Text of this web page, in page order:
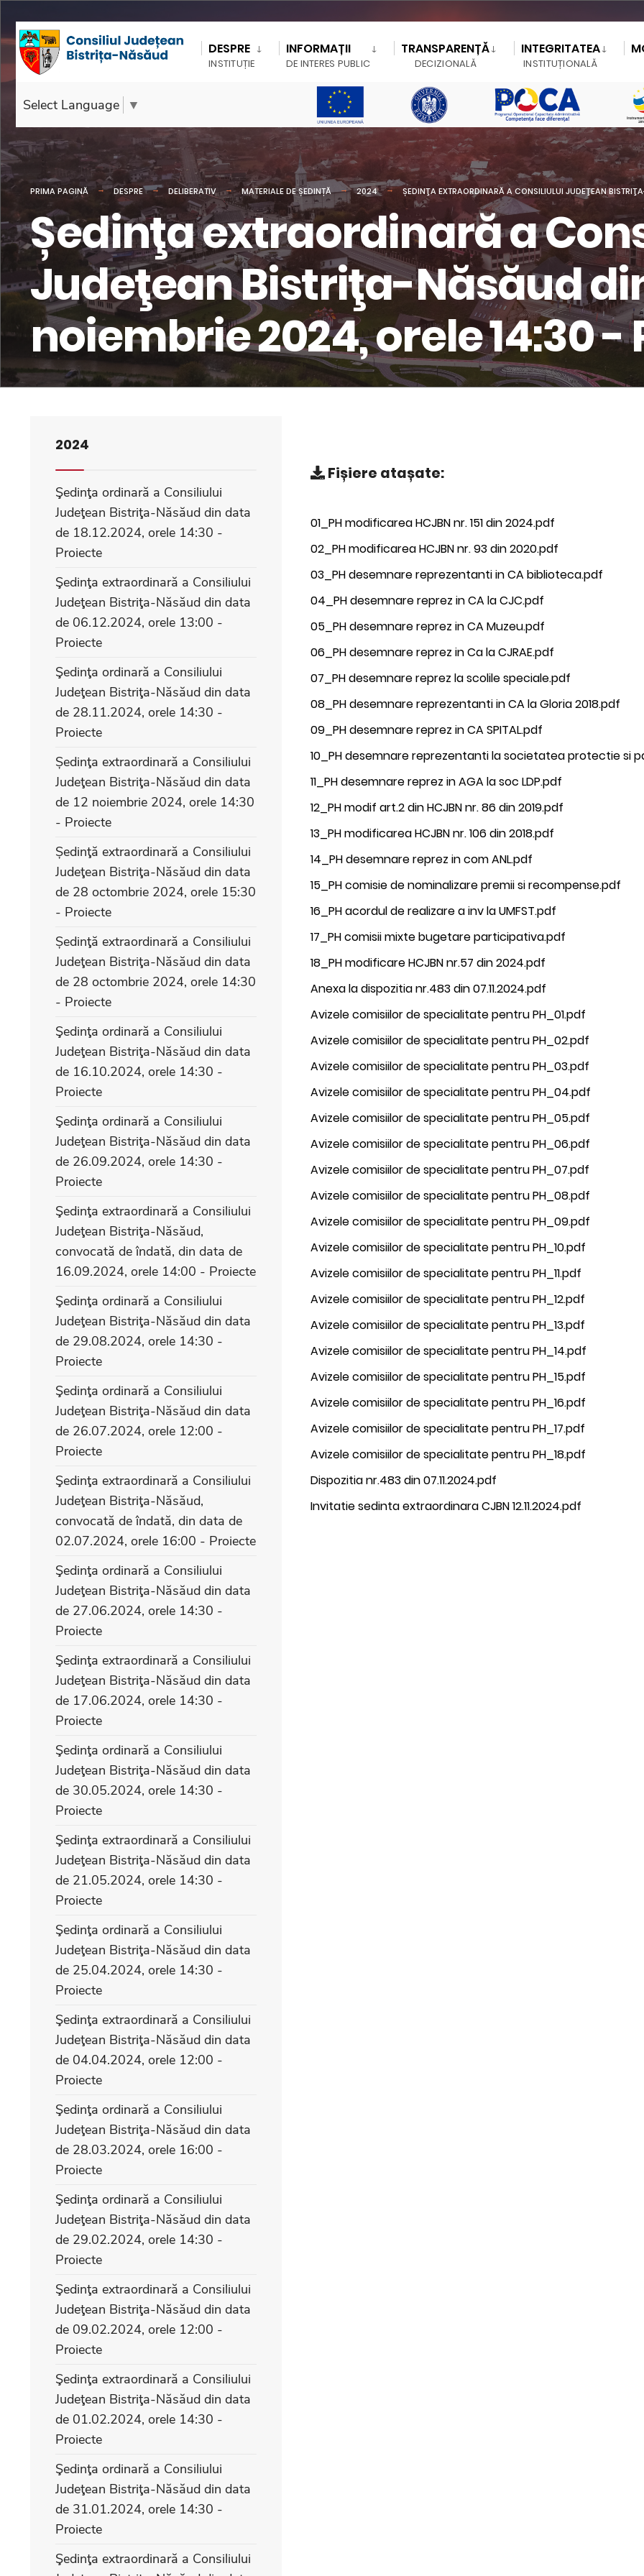
DESPRE
INSTITUȚIE
INFORMAȚII
DE INTERES PUBLIC
TRANSPARENȚĂ
DECIZIONALĂ
INTEGRITATEA
INSTITUȚIONALĂ
Select Language ▼
PRIMA PAGINĂ DESPRE DELIBERATIV MATERIALE DE ȘEDINȚĂ 2024 ȘEDINŢA EXTRAORDINARĂ A CONSILIULUI JUDEŢEAN
Ședinţa extraordinară a
Judeţean Bistriţa-Năsăud
noiembrie 2024, orele 14:30 -
Fișiere atașate:
01_PH modificarea HCJBN nr. 151 din 2024.pdf
02_PH modificarea HCJBN nr. 93 din 2020.pdf
03_PH desemnare reprezentanti in CA biblioteca.pdf
04_PH desemnare reprez in CA la CJC.pdf
05_PH desemnare reprez in CA Muzeu.pdf
06_PH desemnare reprez in Ca la CJRAE.pdf
07_PH desemnare reprez la scolile speciale.pdf
08_PH desemnare reprezentanti in CA la Gloria 2018.pdf
09_PH desemnare reprez in CA SPITAL.pdf
10_PH desemnare reprezentanti la societatea protectie si
11_PH desemnare reprez in AGA la soc LDP.pdf
12_PH modif art.2 din HCJBN nr. 86 din 2019.pdf
13_PH modificarea HCJBN nr. 106 din 2018.pdf
14_PH desemnare reprez in com ANL.pdf
15_PH comisie de nominalizare premii si recompense.pdf
16_PH acordul de realizare a inv la UMFST.pdf
17_PH comisii mixte bugetare participativa.pdf
18_PH modificare HCJBN nr.57 din 2024.pdf
Anexa la dispozitia nr.483 din 07.11.2024.pdf
Avizele comisiilor de specialitate pentru PH_01.pdf
Avizele comisiilor de specialitate pentru PH_02.pdf
Avizele comisiilor de specialitate pentru PH_03.pdf
Avizele comisiilor de specialitate pentru PH_04.pdf
Avizele comisiilor de specialitate pentru PH_05.pdf
Avizele comisiilor de specialitate pentru PH_06.pdf
Avizele comisiilor de specialitate pentru PH_07.pdf
Avizele comisiilor de specialitate pentru PH_08.pdf
Avizele comisiilor de specialitate pentru PH_09.pdf
Avizele comisiilor de specialitate pentru PH_10.pdf
Avizele comisiilor de specialitate pentru PH_11.pdf
Avizele comisiilor de specialitate pentru PH_12.pdf
Avizele comisiilor de specialitate pentru PH_13.pdf
Avizele comisiilor de specialitate pentru PH_14.pdf
Avizele comisiilor de specialitate pentru PH_15.pdf
Avizele comisiilor de specialitate pentru PH_16.pdf
Avizele comisiilor de specialitate pentru PH_17.pdf
Avizele comisiilor de specialitate pentru PH_18.pdf
Dispozitia nr.483 din 07.11.2024.pdf
Invitatie sedinta extraordinara CJBN 12.11.2024.pdf
2024
Şedinţa ordinară a Consiliului
Judeţean Bistriţa-Năsăud din data
de 18.12.2024, orele 14:30 -
Proiecte
Şedinţa extraordinară a Consiliului
Judeţean Bistriţa-Năsăud din data
de 06.12.2024, orele 13:00 -
Proiecte
Şedinţa ordinară a Consiliului
Judeţean Bistriţa-Năsăud din data
de 28.11.2024, orele 14:30 -
Proiecte
Ședinţa extraordinară a Consiliului
Judeţean Bistriţa-Năsăud din data
de 12 noiembrie 2024, orele 14:30
- Proiecte
Ședinţă extraordinară a Consiliului
Judeţean Bistriţa-Năsăud din data
de 28 octombrie 2024, orele 15:30
- Proiecte
Ședinţă extraordinară a Consiliului
Judeţean Bistriţa-Năsăud din data
de 28 octombrie 2024, orele 14:30
- Proiecte
Şedinţa ordinară a Consiliului
Judeţean Bistriţa-Năsăud din data
de 16.10.2024, orele 14:30 -
Proiecte
Şedinţa ordinară a Consiliului
Judeţean Bistriţa-Năsăud din data
de 26.09.2024, orele 14:30 -
Proiecte
Şedinţa extraordinară a Consiliului
Judeţean Bistriţa-Năsăud,
convocată de îndată, din data de
16.09.2024, orele 14:00 - Proiecte
Şedinţa ordinară a Consiliului
Judeţean Bistriţa-Năsăud din data
de 29.08.2024, orele 14:30 -
Proiecte
Şedinţa ordinară a Consiliului
Judeţean Bistriţa-Năsăud din data
de 26.07.2024, orele 12:00 -
Proiecte
Şedinţa extraordinară a Consiliului
Judeţean Bistriţa-Năsăud,
convocată de îndată, din data de
02.07.2024, orele 16:00 - Proiecte
Şedinţa ordinară a Consiliului
Judeţean Bistriţa-Năsăud din data
de 27.06.2024, orele 14:30 -
Proiecte
Şedinţa extraordinară a Consiliului
Judeţean Bistriţa-Năsăud din data
de 17.06.2024, orele 14:30 -
Proiecte
Şedinţa ordinară a Consiliului
Judeţean Bistriţa-Năsăud din data
de 30.05.2024, orele 14:30 -
Proiecte
Şedinţa extraordinară a Consiliului
Judeţean Bistriţa-Năsăud din data
de 21.05.2024, orele 14:30 -
Proiecte
Şedinţa ordinară a Consiliului
Judeţean Bistriţa-Năsăud din data
de 25.04.2024, orele 14:30 -
Proiecte
Şedinţa extraordinară a Consiliului
Judeţean Bistriţa-Năsăud din data
de 04.04.2024, orele 12:00 -
Proiecte
Şedinţa ordinară a Consiliului
Judeţean Bistriţa-Năsăud din data
de 28.03.2024, orele 16:00 -
Proiecte
Şedinţa ordinară a Consiliului
Judeţean Bistriţa-Năsăud din data
de 29.02.2024, orele 14:30 -
Proiecte
Şedinţa extraordinară a Consiliului
Judeţean Bistriţa-Năsăud din data
de 09.02.2024, orele 12:00 -
Proiecte
Şedinţa extraordinară a Consiliului
Judeţean Bistriţa-Năsăud din data
de 01.02.2024, orele 14:30 -
Proiecte
Şedinţa ordinară a Consiliului
Judeţean Bistriţa-Năsăud din data
de 31.01.2024, orele 14:30 -
Proiecte
Şedinţa extraordinară a Consiliului